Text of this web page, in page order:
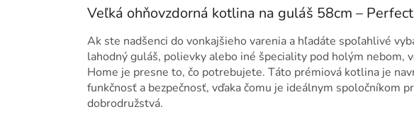
Veľká ohňovzdorná kotlina na guláš 58cm –
Ak ste nadšenci do vonkajšieho varenia a hľadáte spoľahlivé
lahodný guláš, polievky alebo iné špeciality pod holým nebom,
Home je presne to, čo potrebujete. Táto prémiová kotlina je
funkčnosť a bezpečnosť, vďaka čomu je ideálnym spoločníkom
dobrodružstvá.